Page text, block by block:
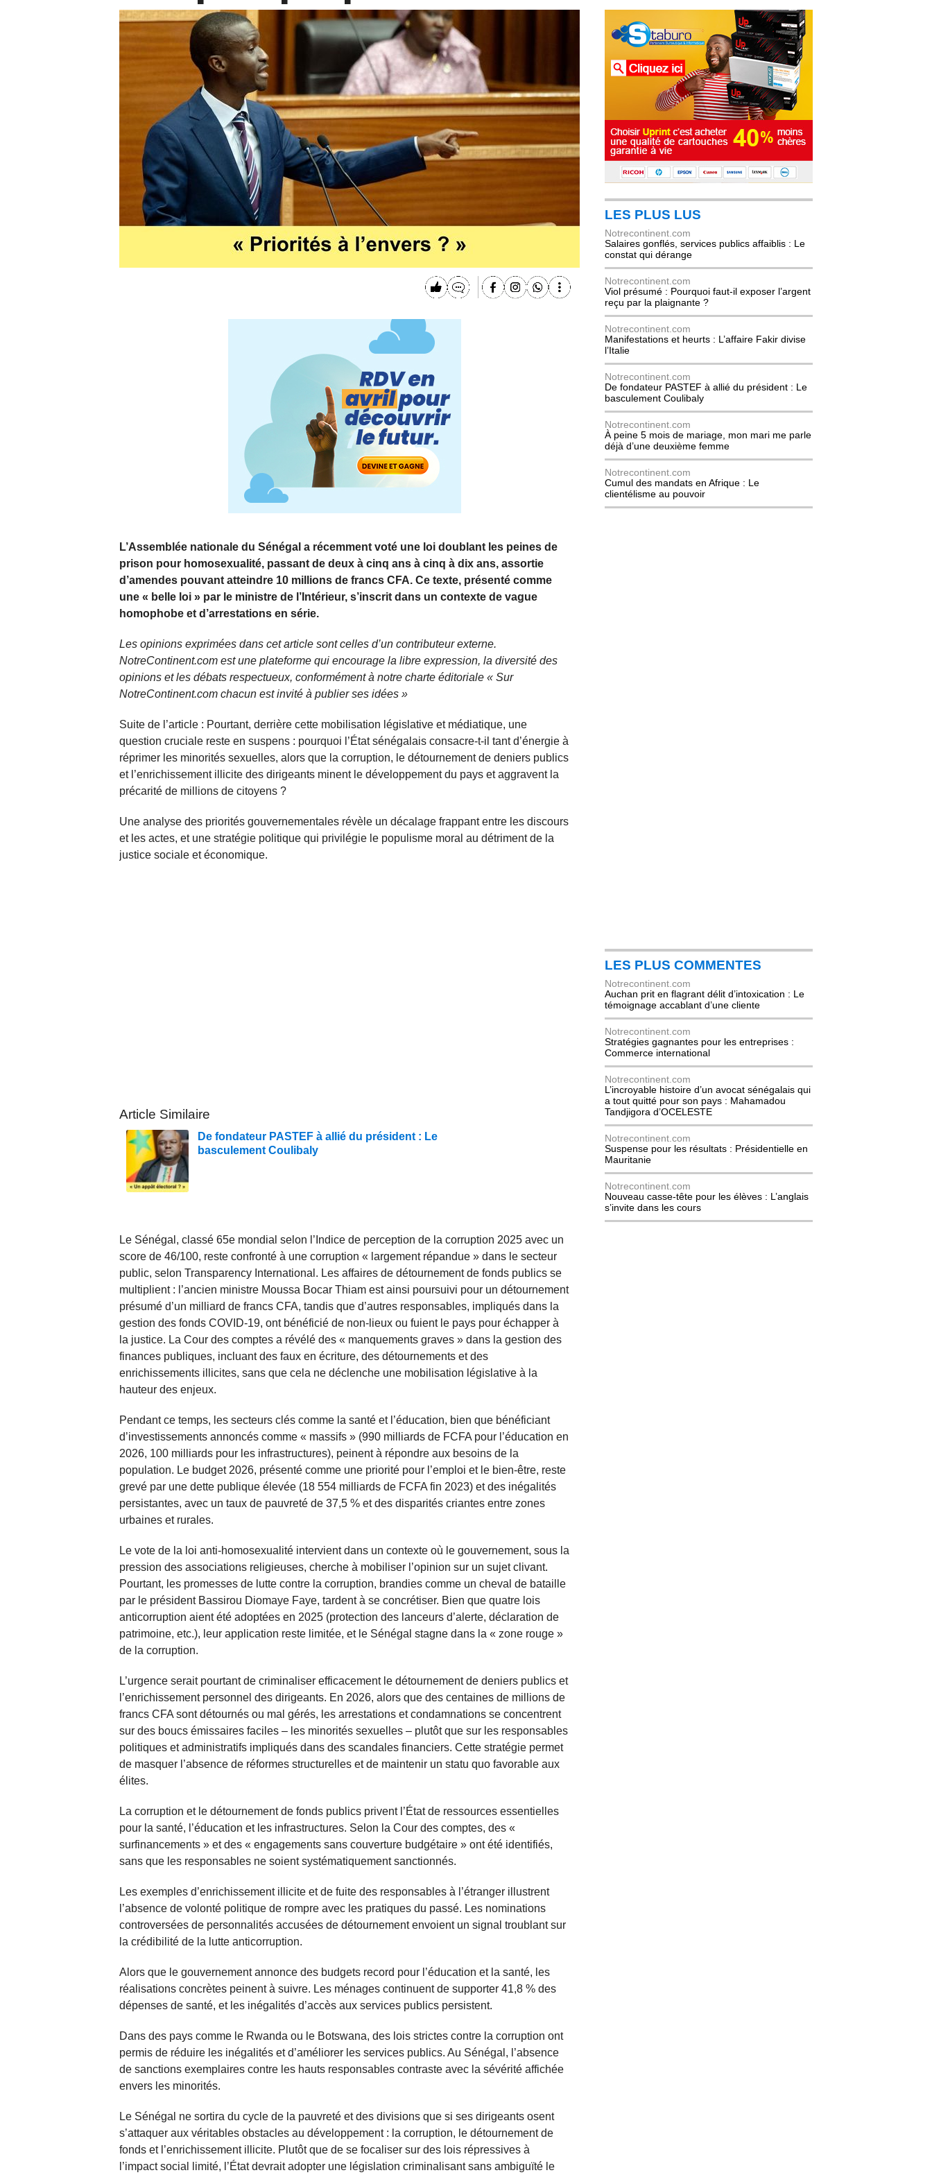
L’Assemblée nationale du Sénégal a récemment voté une loi doublant les peines de
prison pour homosexualité, passant de deux à cinq ans à cinq à dix ans, assortie
d’amendes pouvant atteindre 10 millions de francs CFA. Ce texte, présenté comme
une « belle loi » par le ministre de l’Intérieur, s’inscrit dans un contexte de vague
homophobe et d’arrestations en série.
Les opinions exprimées dans cet article sont celles d’un contributeur externe.
NotreContinent.com est une plateforme qui encourage la libre expression, la diversité des
opinions et les débats respectueux, conformément à notre charte éditoriale « Sur
NotreContinent.com chacun est invité à publier ses idées »
Suite de l’article : Pourtant, derrière cette mobilisation législative et médiatique, une
question cruciale reste en suspens : pourquoi l’État sénégalais consacre-t-il tant d’énergie à
réprimer les minorités sexuelles, alors que la corruption, le détournement de deniers publics
et l’enrichissement illicite des dirigeants minent le développement du pays et aggravent la
précarité de millions de citoyens ?
Une analyse des priorités gouvernementales révèle un décalage frappant entre les discours
et les actes, et une stratégie politique qui privilégie le populisme moral au détriment de la
justice sociale et économique.
Article Similaire
De fondateur PASTEF à allié du président : Le
basculement Coulibaly
Le Sénégal, classé 65e mondial selon l’Indice de perception de la corruption 2025 avec un
score de 46/100, reste confronté à une corruption « largement répandue » dans le secteur
public, selon Transparency International. Les affaires de détournement de fonds publics se
multiplient : l’ancien ministre Moussa Bocar Thiam est ainsi poursuivi pour un détournement
présumé d’un milliard de francs CFA, tandis que d’autres responsables, impliqués dans la
gestion des fonds COVID-19, ont bénéficié de non-lieux ou fuient le pays pour échapper à
la justice. La Cour des comptes a révélé des « manquements graves » dans la gestion des
finances publiques, incluant des faux en écriture, des détournements et des
enrichissements illicites, sans que cela ne déclenche une mobilisation législative à la
hauteur des enjeux.
Pendant ce temps, les secteurs clés comme la santé et l’éducation, bien que bénéficiant
d’investissements annoncés comme « massifs » (990 milliards de FCFA pour l’éducation en
2026, 100 milliards pour les infrastructures), peinent à répondre aux besoins de la
population. Le budget 2026, présenté comme une priorité pour l’emploi et le bien-être, reste
grevé par une dette publique élevée (18 554 milliards de FCFA fin 2023) et des inégalités
persistantes, avec un taux de pauvreté de 37,5 % et des disparités criantes entre zones
urbaines et rurales.
Le vote de la loi anti-homosexualité intervient dans un contexte où le gouvernement, sous la
pression des associations religieuses, cherche à mobiliser l’opinion sur un sujet clivant.
Pourtant, les promesses de lutte contre la corruption, brandies comme un cheval de bataille
par le président Bassirou Diomaye Faye, tardent à se concrétiser. Bien que quatre lois
anticorruption aient été adoptées en 2025 (protection des lanceurs d’alerte, déclaration de
patrimoine, etc.), leur application reste limitée, et le Sénégal stagne dans la « zone rouge »
de la corruption.
L’urgence serait pourtant de criminaliser efficacement le détournement de deniers publics et
l’enrichissement personnel des dirigeants. En 2026, alors que des centaines de millions de
francs CFA sont détournés ou mal gérés, les arrestations et condamnations se concentrent
sur des boucs émissaires faciles – les minorités sexuelles – plutôt que sur les responsables
politiques et administratifs impliqués dans des scandales financiers. Cette stratégie permet
de masquer l’absence de réformes structurelles et de maintenir un statu quo favorable aux
élites.
La corruption et le détournement de fonds publics privent l’État de ressources essentielles
pour la santé, l’éducation et les infrastructures. Selon la Cour des comptes, des «
surfinancements » et des « engagements sans couverture budgétaire » ont été identifiés,
sans que les responsables ne soient systématiquement sanctionnés.
Les exemples d’enrichissement illicite et de fuite des responsables à l’étranger illustrent
l’absence de volonté politique de rompre avec les pratiques du passé. Les nominations
controversées de personnalités accusées de détournement envoient un signal troublant sur
la crédibilité de la lutte anticorruption.
Alors que le gouvernement annonce des budgets record pour l’éducation et la santé, les
réalisations concrètes peinent à suivre. Les ménages continuent de supporter 41,8 % des
dépenses de santé, et les inégalités d’accès aux services publics persistent.
Dans des pays comme le Rwanda ou le Botswana, des lois strictes contre la corruption ont
permis de réduire les inégalités et d’améliorer les services publics. Au Sénégal, l’absence
de sanctions exemplaires contre les hauts responsables contraste avec la sévérité affichée
envers les minorités.
Le Sénégal ne sortira du cycle de la pauvreté et des divisions que si ses dirigeants osent
s’attaquer aux véritables obstacles au développement : la corruption, le détournement de
fonds et l’enrichissement illicite. Plutôt que de se focaliser sur des lois répressives à
l’impact social limité, l’État devrait adopter une législation criminalisant sans ambiguïté le
LES PLUS LUS
Notrecontinent.com
Salaires gonflés, services publics affaiblis : Le
constat qui dérange
Notrecontinent.com
Viol présumé : Pourquoi faut-il exposer l’argent
reçu par la plaignante ?
Notrecontinent.com
Manifestations et heurts : L’affaire Fakir divise
l’Italie
Notrecontinent.com
De fondateur PASTEF à allié du président : Le
basculement Coulibaly
Notrecontinent.com
À peine 5 mois de mariage, mon mari me parle
déjà d’une deuxième femme
Notrecontinent.com
Cumul des mandats en Afrique : Le
clientélisme au pouvoir
LES PLUS COMMENTES
Notrecontinent.com
Auchan prit en flagrant délit d’intoxication : Le
témoignage accablant d’une cliente
Notrecontinent.com
Stratégies gagnantes pour les entreprises :
Commerce international
Notrecontinent.com
L’incroyable histoire d’un avocat sénégalais qui
a tout quitté pour son pays : Mahamadou
Tandjigora d’OCELESTE
Notrecontinent.com
Suspense pour les résultats : Présidentielle en
Mauritanie
Notrecontinent.com
Nouveau casse-tête pour les élèves : L’anglais
s’invite dans les cours